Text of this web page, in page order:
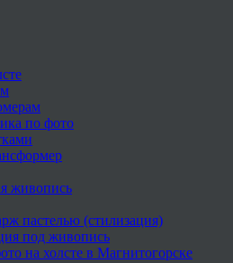
по фото
живопись
пастелью (стилизация)
под живопись
на холсте в Магнитогорске